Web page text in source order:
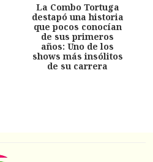
La Combo Tortuga
destapó una historia
que pocos conocían
de sus primeros
años: Uno de los
shows más insólitos
de su carrera